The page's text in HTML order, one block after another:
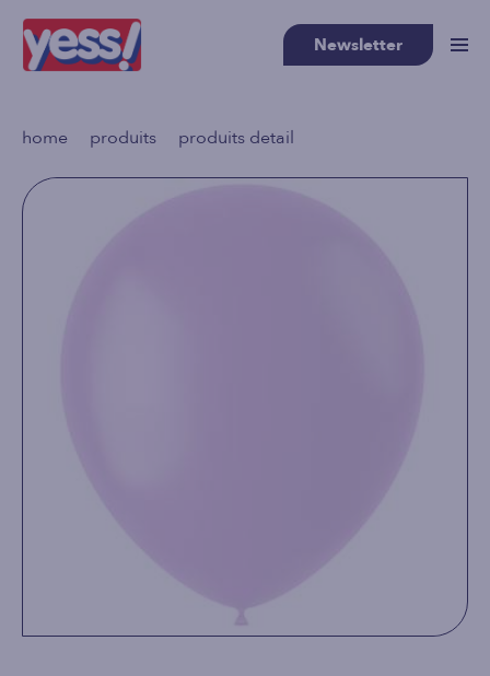
Newsletter
home produits produits detail